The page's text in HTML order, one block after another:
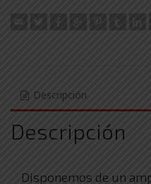
Descripción
Descripción
Disponemos de un